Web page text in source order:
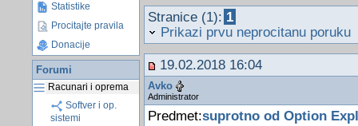
Statistike
Procitajte pravila
Donacije
Forumi
Racunari i oprema
Softver i op.
sistemi
Stranice (1): 1
Prikazi prvu neprocitanu poruku
19.02.2018 16:04
Avko
Administrator
Predmet:suprotno od Option